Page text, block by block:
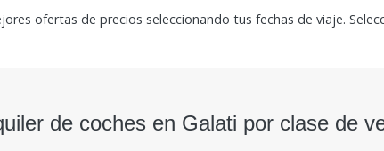
ofertas de precios seleccionando tus fechas de viaje.
de coches en Galati por clase de